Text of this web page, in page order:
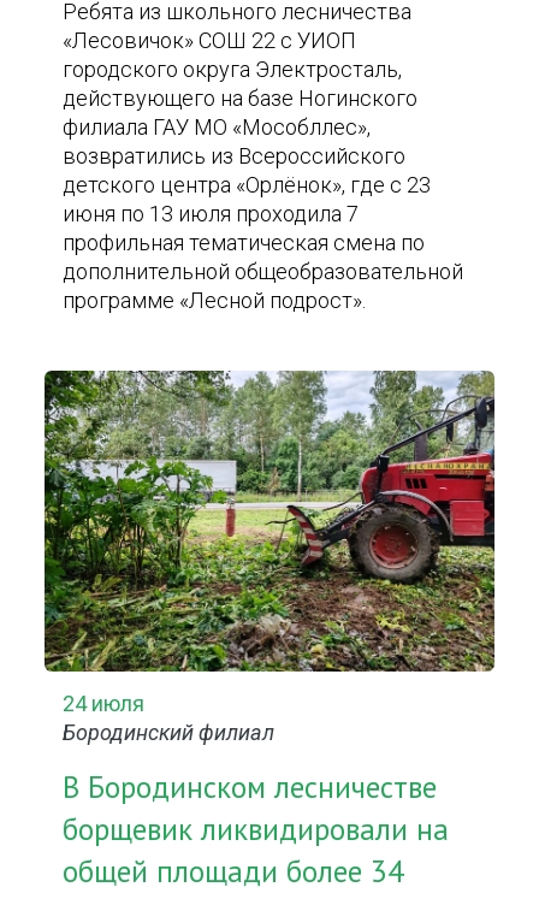
Ребята из школьного лесничества
«Лесовичок» СОШ 22 с УИОП
городского округа Электросталь,
действующего на базе Ногинского
филиала ГАУ МО «Мособллес»,
возвратились из Всероссийского
детского центра «Орлёнок», где с 23
июня по 13 июля проходила 7
профильная тематическая смена по
дополнительной общеобразовательной
программе «Лесной подрост».
24 июля
Бородинский филиал
В Бородинском лесничестве
борщевик ликвидировали на
общей площади более 34